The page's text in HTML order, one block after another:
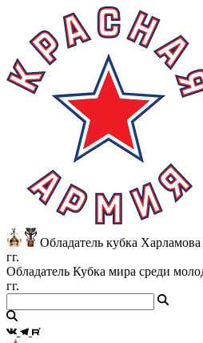
Обладатель кубка
гг.
Обладатель Кубка мира среди
гг.